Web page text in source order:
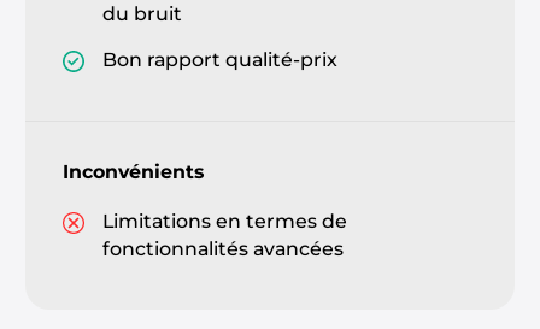
du bruit
Bon rapport qualité-prix
Inconvénients
Limitations en termes de
fonctionnalités avancées